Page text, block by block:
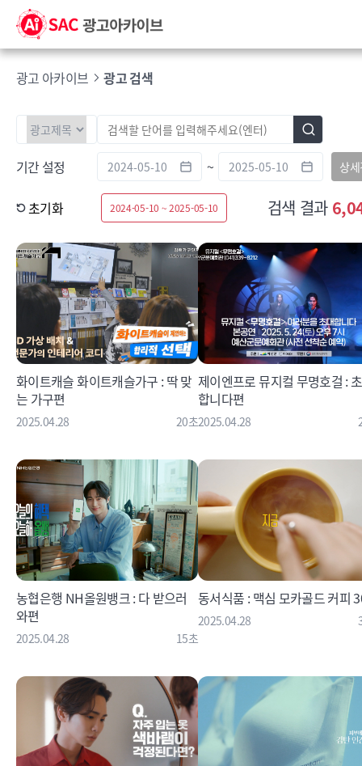
광고 아카이브 광고 검색
기간 설정 ~ 상
초기화 2024-05-10 ~ 2025-05-10 검색 결과
화이트캐슬 화이트캐슬가구 : 딱 맞
는 가구편
2025.04.28 20초
제이엔프로 뮤지컬 무명호걸 :
합니다편
2025.04.28
농협은행 NH올원뱅크 : 다 받으러
와편
2025.04.28 15초
동서식품 : 맥심 모카골드 커피
2025.04.28